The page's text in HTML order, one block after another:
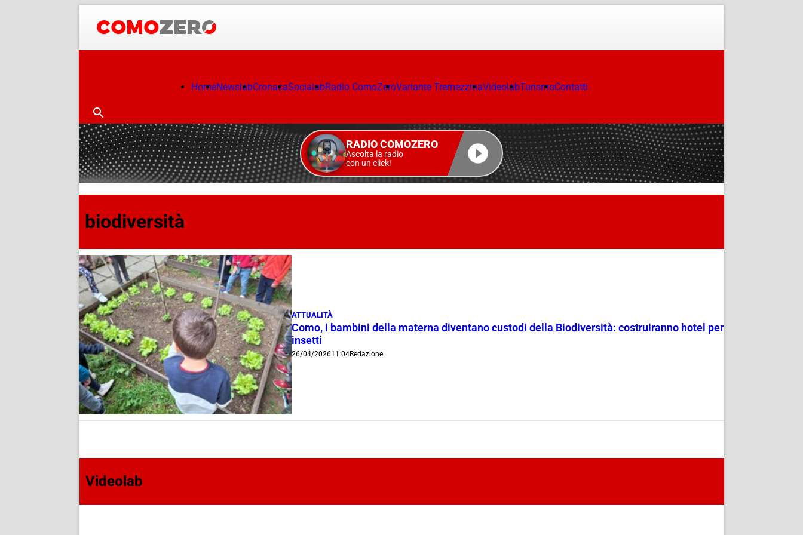
HomeNewslabCronacaSocialabRadio ComoZeroVariante TremezzinaVideolabTurismoContatti
RADIO COMOZERO
Ascolta la radio
con un click!
biodiversità
ATTUALITÀ
Como, i bambini della materna diventano custodi della Biodiversità: costruiranno hotel per
insetti
26/04/202611:04Redazione
Videolab